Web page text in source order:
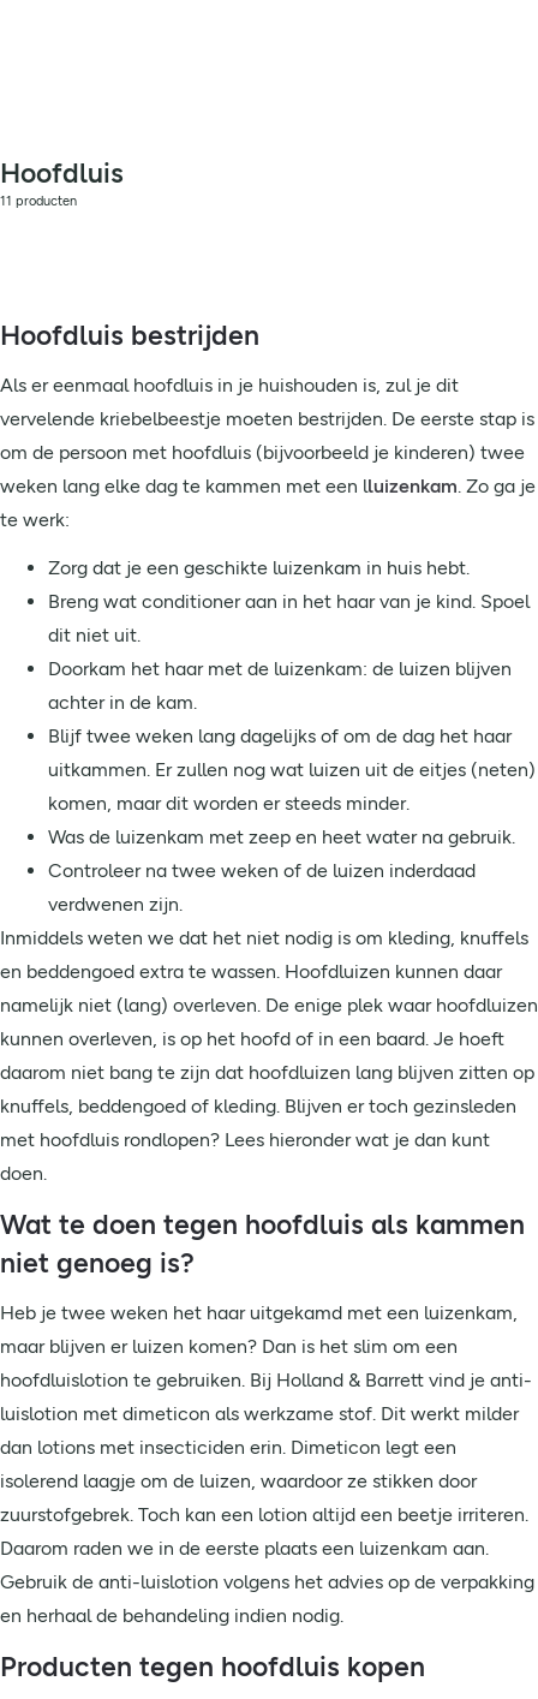
Hoofdluis
11 producten
Hoofdluis bestrijden
Als er eenmaal hoofdluis in je huishouden is, zul je dit
vervelende kriebelbeestje moeten bestrijden. De eerste stap is
om de persoon met hoofdluis (bijvoorbeeld je kinderen) twee
weken lang elke dag te kammen met een lluizenkam. Zo ga je
te werk:
Zorg dat je een geschikte luizenkam in huis hebt.
Breng wat conditioner aan in het haar van je kind. Spoel
dit niet uit.
Doorkam het haar met de luizenkam: de luizen blijven
achter in de kam.
Blijf twee weken lang dagelijks of om de dag het haar
uitkammen. Er zullen nog wat luizen uit de eitjes (neten)
komen, maar dit worden er steeds minder.
Was de luizenkam met zeep en heet water na gebruik.
Controleer na twee weken of de luizen inderdaad
verdwenen zijn.
Inmiddels weten we dat het niet nodig is om kleding, knuffels
en beddengoed extra te wassen. Hoofdluizen kunnen daar
namelijk niet (lang) overleven. De enige plek waar hoofdluizen
kunnen overleven, is op het hoofd of in een baard. Je hoeft
daarom niet bang te zijn dat hoofdluizen lang blijven zitten op
knuffels, beddengoed of kleding. Blijven er toch gezinsleden
met hoofdluis rondlopen? Lees hieronder wat je dan kunt
doen.
Wat te doen tegen hoofdluis als kammen
niet genoeg is?
Heb je twee weken het haar uitgekamd met een luizenkam,
maar blijven er luizen komen? Dan is het slim om een
hoofdluislotion te gebruiken. Bij Holland & Barrett vind je anti-
luislotion met dimeticon als werkzame stof. Dit werkt milder
dan lotions met insecticiden erin. Dimeticon legt een
isolerend laagje om de luizen, waardoor ze stikken door
zuurstofgebrek. Toch kan een lotion altijd een beetje irriteren.
Daarom raden we in de eerste plaats een luizenkam aan.
Gebruik de anti-luislotion volgens het advies op de verpakking
en herhaal de behandeling indien nodig.
Producten tegen hoofdluis kopen